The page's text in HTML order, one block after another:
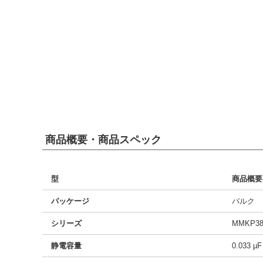
商品概要・商品スペック
型 商品概要
パッケージ バルク
シリーズ
静電容量 0.033 µF